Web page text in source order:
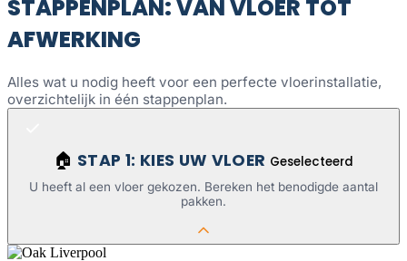
STAPPENPLAN: VAN VLOER TOT
AFWERKING
Alles wat u nodig heeft voor een perfecte vloerinstallatie,
overzichtelijk in één stappenplan.
🏠 STAP 1: KIES UW VLOER Geselecteerd
U heeft al een vloer gekozen. Bereken het benodigde aantal
pakken.